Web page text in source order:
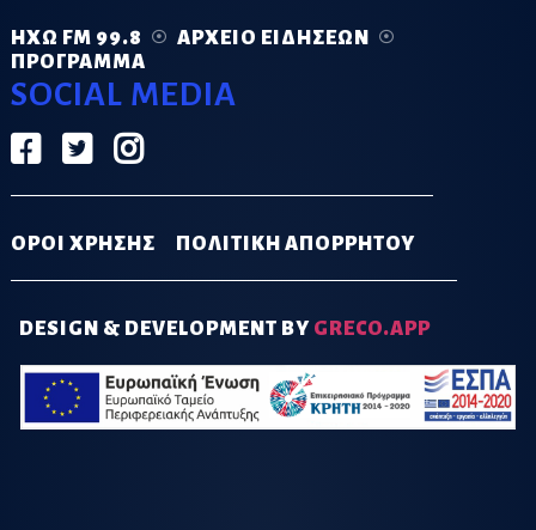
ΗΧΏ FM 99.8
ΑΡΧΕΊΟ ΕΙΔΉΣΕΩΝ
ΠΡΌΓΡΑΜΜΑ
SOCIAL MEDIA
ΟΡΟΙ ΧΡΗΣΗΣ ΠΟΛΙΤΙΚΗ ΑΠΟΡΡΗΤΟΥ
DESIGN & DEVELOPMENT BY GRECO.APP